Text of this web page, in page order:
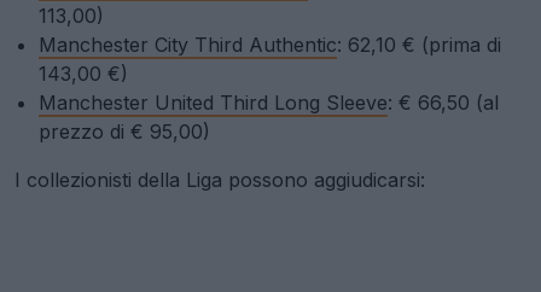
113,00)
Manchester City Third Authentic: 62,10 € (prima di
143,00 €)
Manchester United Third Long Sleeve: € 66,50 (al
prezzo di € 95,00)
I collezionisti della Liga possono aggiudicarsi: